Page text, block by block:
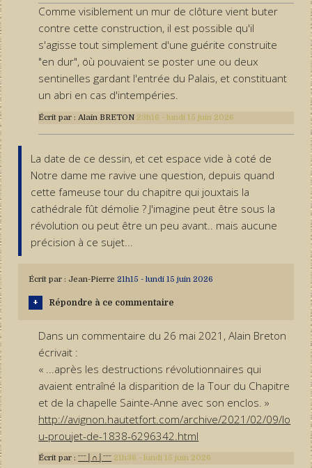
Comme visiblement un mur de clôture vient buter
contre cette construction, il est possible qu'il
s'agisse tout simplement d'une guérite construite
"en dur", où pouvaient se poster une ou deux
sentinelles gardant l'entrée du Palais, et constituant
un abri en cas d'intempéries.
Écrit par :Alain BRETON 23h16 -lundi 15 juin 2026
La date de ce dessin, et cet espace vide à coté de
Notre dame me ravive une question, depuis quand
cette fameuse tour du chapitre qui jouxtais la
cathédrale fût démolie ? J'imagine peut être sous la
révolution ou peut être un peu avant.. mais aucune
précision à ce sujet...
Écrit par : Jean-Pierre 21h15 - lundi 15 juin 2026
Répondre à ce commentaire
Dans un commentaire du 26 mai 2021, Alain Breton
écrivait :
« ...après les destructions révolutionnaires qui
avaient entraîné la disparition de la Tour du Chapitre
et de la chapelle Sainte-Anne avec son enclos. »
http://avignon.hautetfort.com/archive/2021/02/09/lo
u-proujet-de-1838-6296342.html
Écrit par :ˉˉˉ│∩│ˉˉˉ 21h36 -lundi 15 juin 2026